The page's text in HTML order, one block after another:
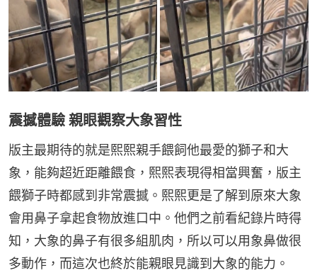
震撼體驗 親眼觀察大象習性
版主最期待的就是熙熙親手餵飼他最愛的獅子和大
象，能夠超近距離餵食，熙熙表現得相當興奮，版主
餵獅子時都感到非常震撼。熙熙更是了解到原來大象
會用鼻子拿起食物放進口中。他們之前看紀錄片時得
知，大象的鼻子有很多組肌肉，所以可以用象鼻做很
多動作，而這次也終於能親眼見識到大象的能力。